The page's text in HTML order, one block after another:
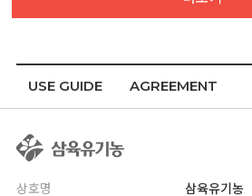
USE GUIDE AGREEMENT
상호명 삼육유기농